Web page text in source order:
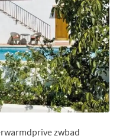
zwbad